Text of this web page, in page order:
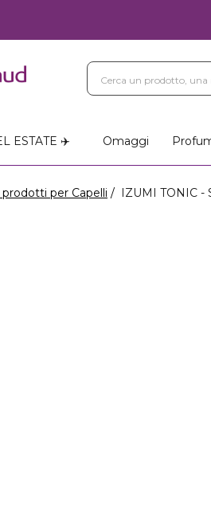
ESTATE ✈️
Omaggi
per Capelli IZUMI TONIC